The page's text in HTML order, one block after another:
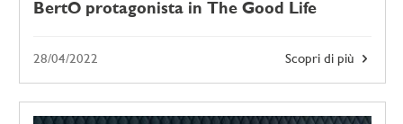
BertO protagonista in The Good Life
Scopri di più
28/04/2022